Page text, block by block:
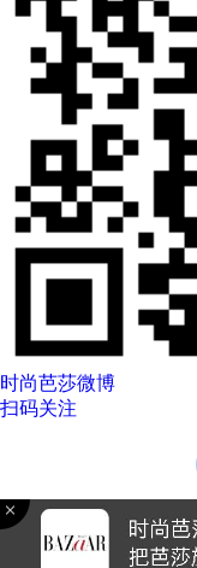
时尚芭莎微博
扫码关注
Copyright © 2019